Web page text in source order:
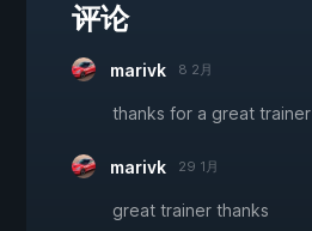
评论
marivk 8 2月
thanks for a great trainer
marivk 29 1月
great trainer thanks